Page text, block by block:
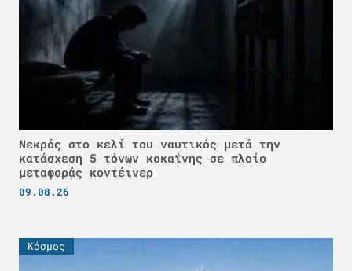
Νεκρός στο κελί του ναυτικός μετά την
κατάσχεση 5 τόνων κοκαΐνης σε πλοίο
μεταφοράς κοντέινερ
09.08.26
Κόσμος